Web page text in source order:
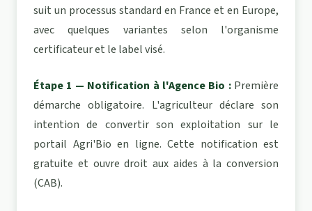
suit un processus standard en France et en Europe,
avec quelques variantes selon l'organisme
certificateur et le label visé.
Étape 1 — Notification à l'Agence Bio :Première
démarche obligatoire. L'agriculteur déclare son
intention de convertir son exploitation sur le
portail Agri'Bio en ligne. Cette notification est
gratuite et ouvre droit aux aides à la conversion
(CAB).